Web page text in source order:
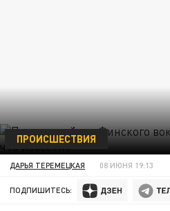
ПРОИСШЕСТВИЯ
ДАРЬЯ ТЕРЕМЕЦКАЯ 08 ИЮНЯ 19:13
ПОДПИШИТЕСЬ: